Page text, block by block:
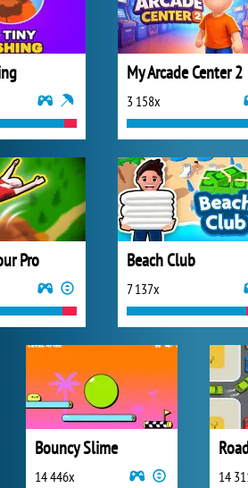
My Arcade Center 2
3 158x
Pro Beach Club
7 137x
Bouncy Slime
14 446x 14